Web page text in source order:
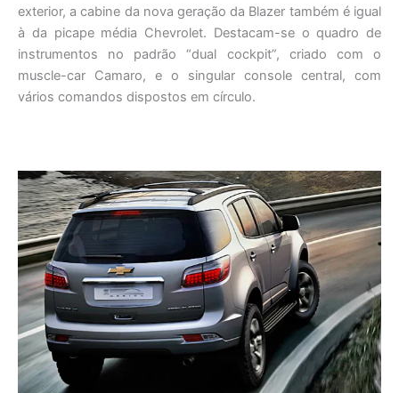
exterior, a cabine da nova geração da Blazer também é igual
à da picape média Chevrolet. Destacam-se o quadro de
instrumentos no padrão “dual cockpit”, criado com o
muscle-car Camaro, e o singular console central, com
vários comandos dispostos em círculo.